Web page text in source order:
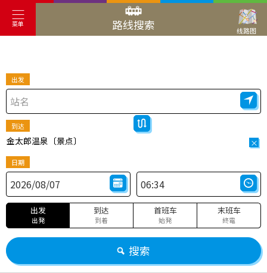
菜单 路线搜索 线路图
出发
到达
金太郎温泉〔景点〕 ×
日期
出发
出発
到达
到着
首班车
始発
末班车
終電
搜索